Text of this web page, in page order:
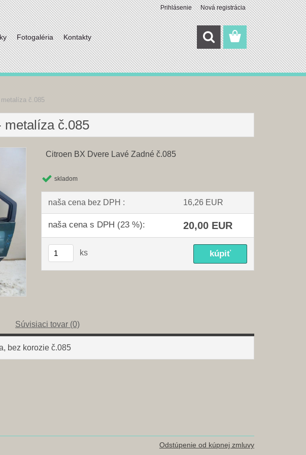
Fotogaléria Kontakty
Prihlásenie Nová registrácia
č.085
metalíza č.085
Citroen BX Dvere Lavé Zadné č.085
skladom
naša cena bez DPH : 16,26 EUR
naša cena s DPH (23 %): 20,00 EUR
ks
Súvisiaci tovar (0)
bez korozie č.085
Odstúpenie od kúpnej zmluvy